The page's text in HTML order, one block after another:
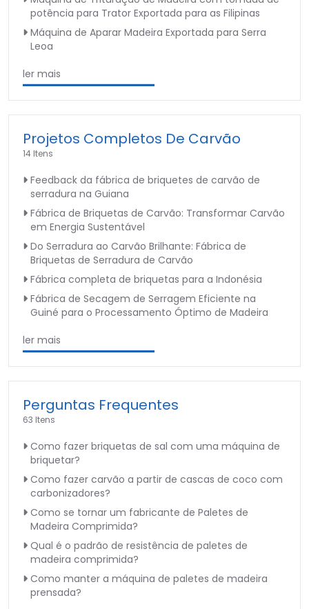
potência para Trator Exportada para as Filipinas
Máquina de Aparar Madeira Exportada para Serra
Leoa
ler mais
Projetos Completos De Carvão
14 Itens
Feedback da fábrica de briquetes de carvão de
serradura na Guiana
Fábrica de Briquetas de Carvão: Transformar Carvão
em Energia Sustentável
Do Serradura ao Carvão Brilhante: Fábrica de
Briquetas de Serradura de Carvão
Fábrica completa de briquetas para a Indonésia
Fábrica de Secagem de Serragem Eficiente na
Guiné para o Processamento Óptimo de Madeira
ler mais
Perguntas Frequentes
63 Itens
Como fazer briquetas de sal com uma máquina de
briquetar?
Como fazer carvão a partir de cascas de coco com
carbonizadores?
Como se tornar um fabricante de Paletes de
Madeira Comprimida?
Qual é o padrão de resistência de paletes de
madeira comprimida?
Como manter a máquina de paletes de madeira
prensada?